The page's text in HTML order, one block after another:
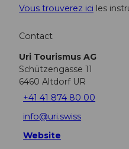
Vous trouverez ici les
Contact
Uri Tourismus AG
Schützengasse 11
6460 Altdorf UR
+41 41 874 80 00
info@uri.swiss
Website